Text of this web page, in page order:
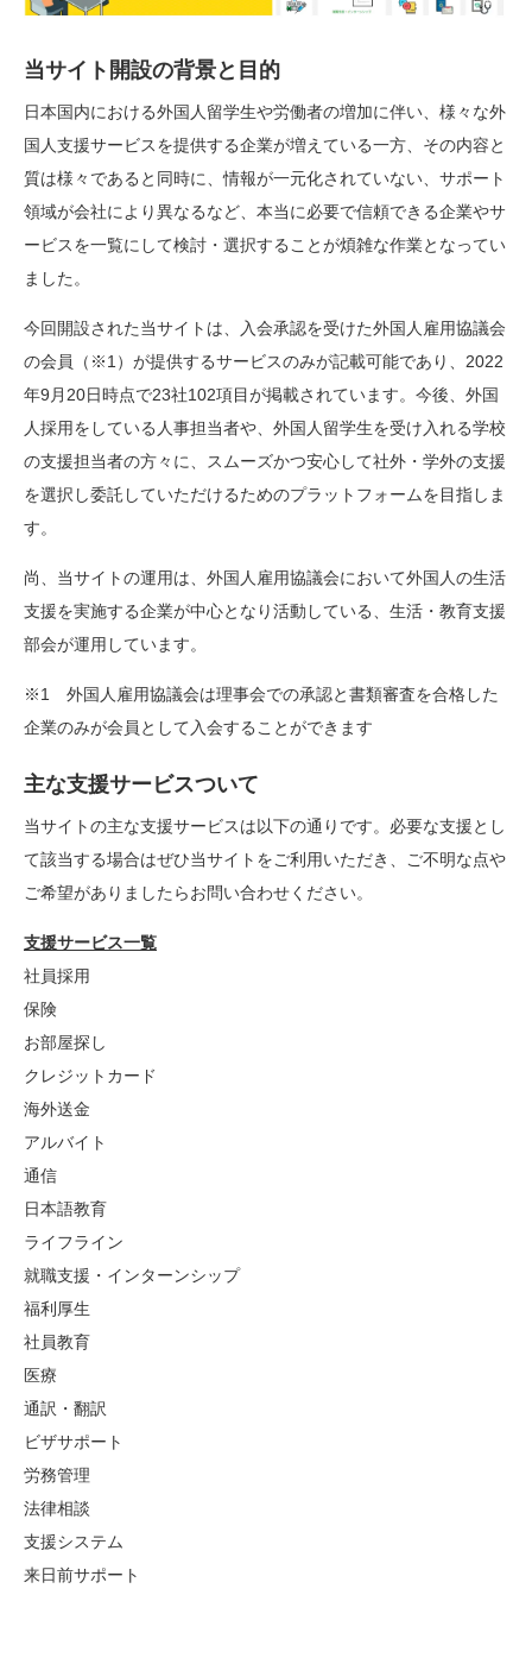
当サイト開設の背景と目的
日本国内における外国人留学生や労働者の増加に伴い、様々な外
国人支援サービスを提供する企業が増えている一方、その内容と
質は様々であると同時に、情報が一元化されていない、サポート
領域が会社により異なるなど、本当に必要で信頼できる企業やサ
ービスを一覧にして検討・選択することが煩雑な作業となってい
ました。
今回開設された当サイトは、入会承認を受けた外国人雇用協議会
の会員（※1）が提供するサービスのみが記載可能であり、2022
年9月20日時点で23社102項目が掲載されています。今後、外国
人採用をしている人事担当者や、外国人留学生を受け入れる学校
の支援担当者の方々に、スムーズかつ安心して社外・学外の支援
を選択し委託していただけるためのプラットフォームを目指しま
す。
尚、当サイトの運用は、外国人雇用協議会において外国人の生活
支援を実施する企業が中心となり活動している、生活・教育支援
部会が運用しています。
※1 外国人雇用協議会は理事会での承認と書類審査を合格した
企業のみが会員として入会することができます
主な支援サービスついて
当サイトの主な支援サービスは以下の通りです。必要な支援とし
て該当する場合はぜひ当サイトをご利用いただき、ご不明な点や
ご希望がありましたらお問い合わせください。
支援サービス一覧
社員採用
保険
お部屋探し
クレジットカード
海外送金
アルバイト
通信
日本語教育
ライフライン
就職支援・インターンシップ
福利厚生
社員教育
医療
通訳・翻訳
ビザサポート
労務管理
法律相談
支援システム
来日前サポート